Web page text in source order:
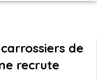
de
recrute